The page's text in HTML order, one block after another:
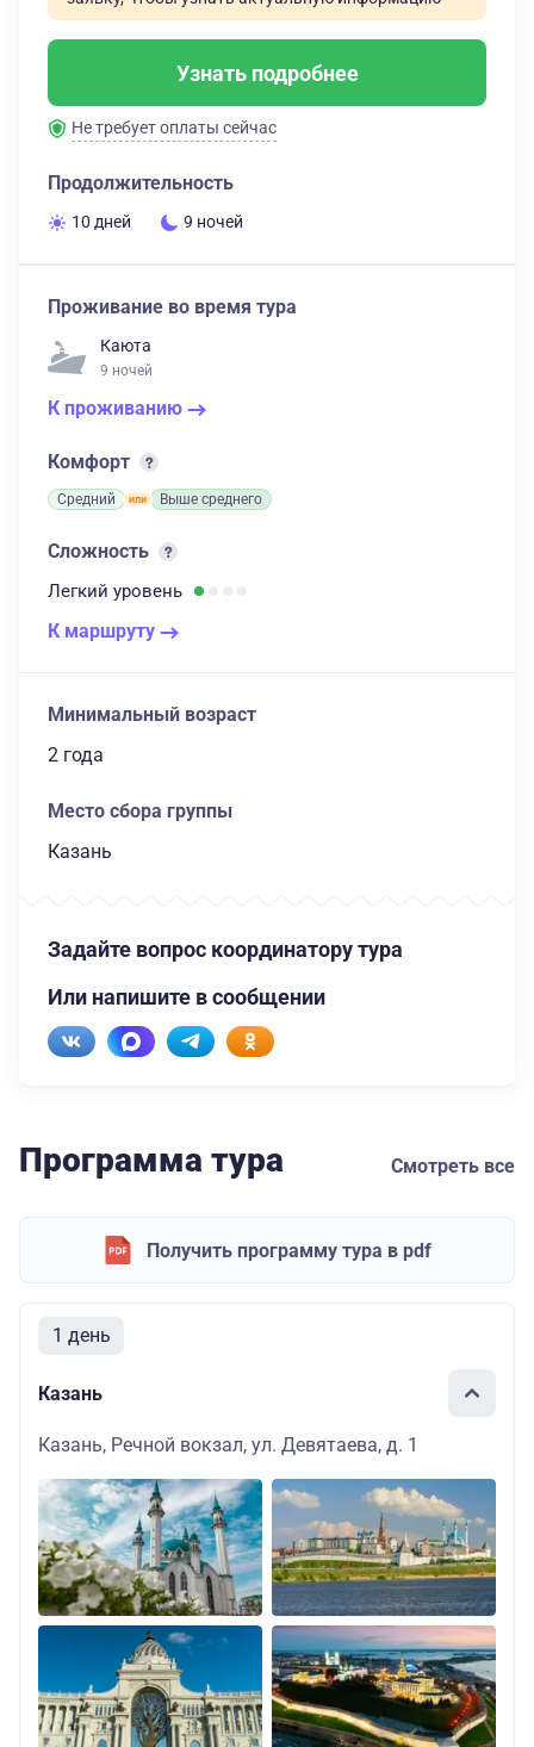
Узнать подробнее
Не требует оплаты сейчас
Продолжительность
10 дней 9 ночей
Проживание во время тура
Каюта
9 ночей
К проживанию
Комфорт
Средний Выше среднего
Сложность
Легкий уровень
К маршруту
Минимальный возраст
2 года
Место сбора группы
Казань
Задайте вопрос координатору тура
Или напишите в сообщении
Программа тура Смотреть все
Получить программу тура в pdf
1 день
Казань
Казань, Речной вокзал, ул. Девятаева, д. 1